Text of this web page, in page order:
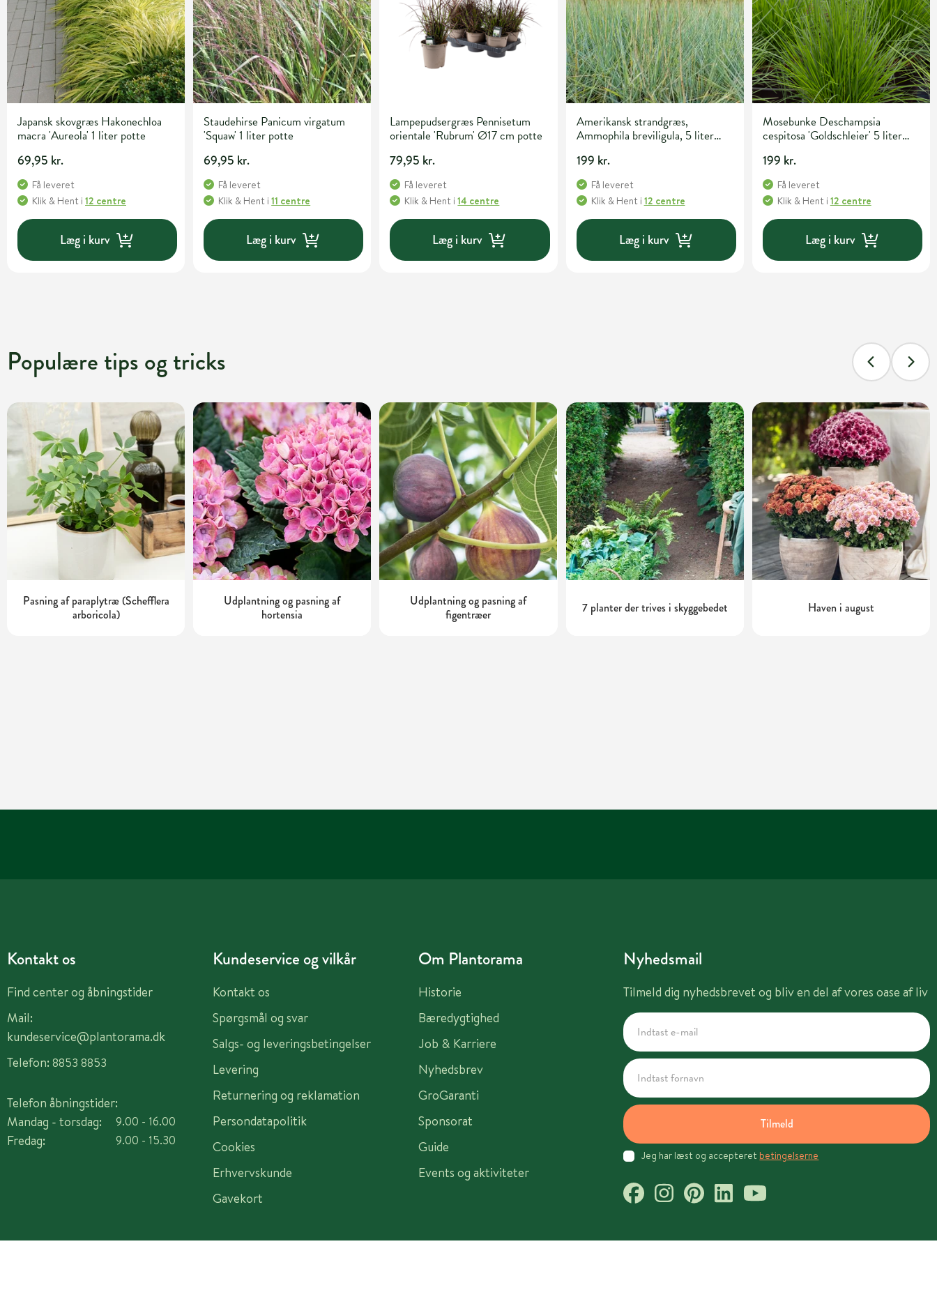
Japansk skovgræs Hakonechloa
macra 'Aureola' 1 liter potte
69,95 kr.
Få leveret
Klik & Hent i 12 centre
Læg i kurv
Staudehirse Panicum virgatum
'Squaw' 1 liter potte
69,95 kr.
Få leveret
Klik & Hent i11 centre
Læg i kurv
Lampepudsergræs Pennisetum
orientale 'Rubrum' Ø17 cm potte
79,95 kr.
Få leveret
Klik & Hent i14 centre
Læg i kurv
Amerikansk strandgræs,
Ammophila breviligula, 5 liter
199 kr.
Få leveret
Klik & Hent i 12 centre
Læg i kurv
Mosebunke Deschampsia
cespitosa 'Goldschleier' 5 liter
199 kr.
Få leveret
Klik & Hent i 12 centre
Læg i kurv
Populære tips og tricks
Pasning af paraplytræ (Schefflera
arboricola)
Udplantning og pasning af
hortensia
Udplantning og pasning af
figentræer
7 planter der trives i skyggebedet Haven i august
Kontakt os
Find center og åbningstider
Mail:
kundeservice@plantorama.dk
Telefon: 8853 8853
Telefon åbningstider:
Mandag - torsdag:
Fredag:
9.00 - 16.00
9.00 - 15.30
Kundeservice og vilkår
Kontakt os
Spørgsmål og svar
Salgs- og leveringsbetingelser
Levering
Returnering og reklamation
Persondatapolitik
Cookies
Erhvervskunde
Gavekort
Om Plantorama
Historie
Bæredygtighed
Job & Karriere
Nyhedsbrev
GroGaranti
Sponsorat
Guide
Events og aktiviteter
Nyhedsmail
Tilmeld dig nyhedsbrevet og bliv en del af vores oase af liv
Tilmeld
Jeg har læst og accepteret betingelserne